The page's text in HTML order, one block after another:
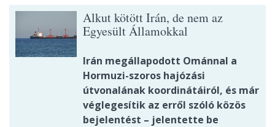
Alkut kötött Irán, de nem az
Egyesült Államokkal
Irán megállapodott Ománnal a
Hormuzi-szoros hajózási
útvonalának koordinátáiról, és már
véglegesítik az erről szóló közös
bejelentést – jelentette be